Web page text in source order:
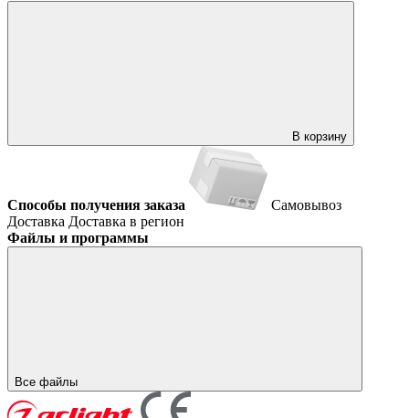
В корзину
Способы получения заказа
Самовывоз
Доставка Доставка в регион
Файлы и программы
Все файлы